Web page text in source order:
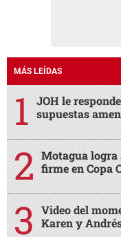
MÁS LEÍDAS
JOH le
supuestas
Motagua logra
firme en Copa
Video del
Karen y